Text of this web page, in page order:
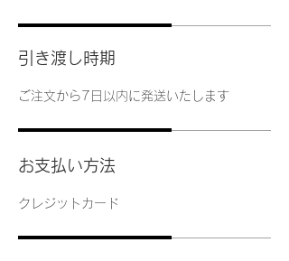
引き渡し時期
ご注文から7日以内に発送いたします
お支払い方法
クレジットカード